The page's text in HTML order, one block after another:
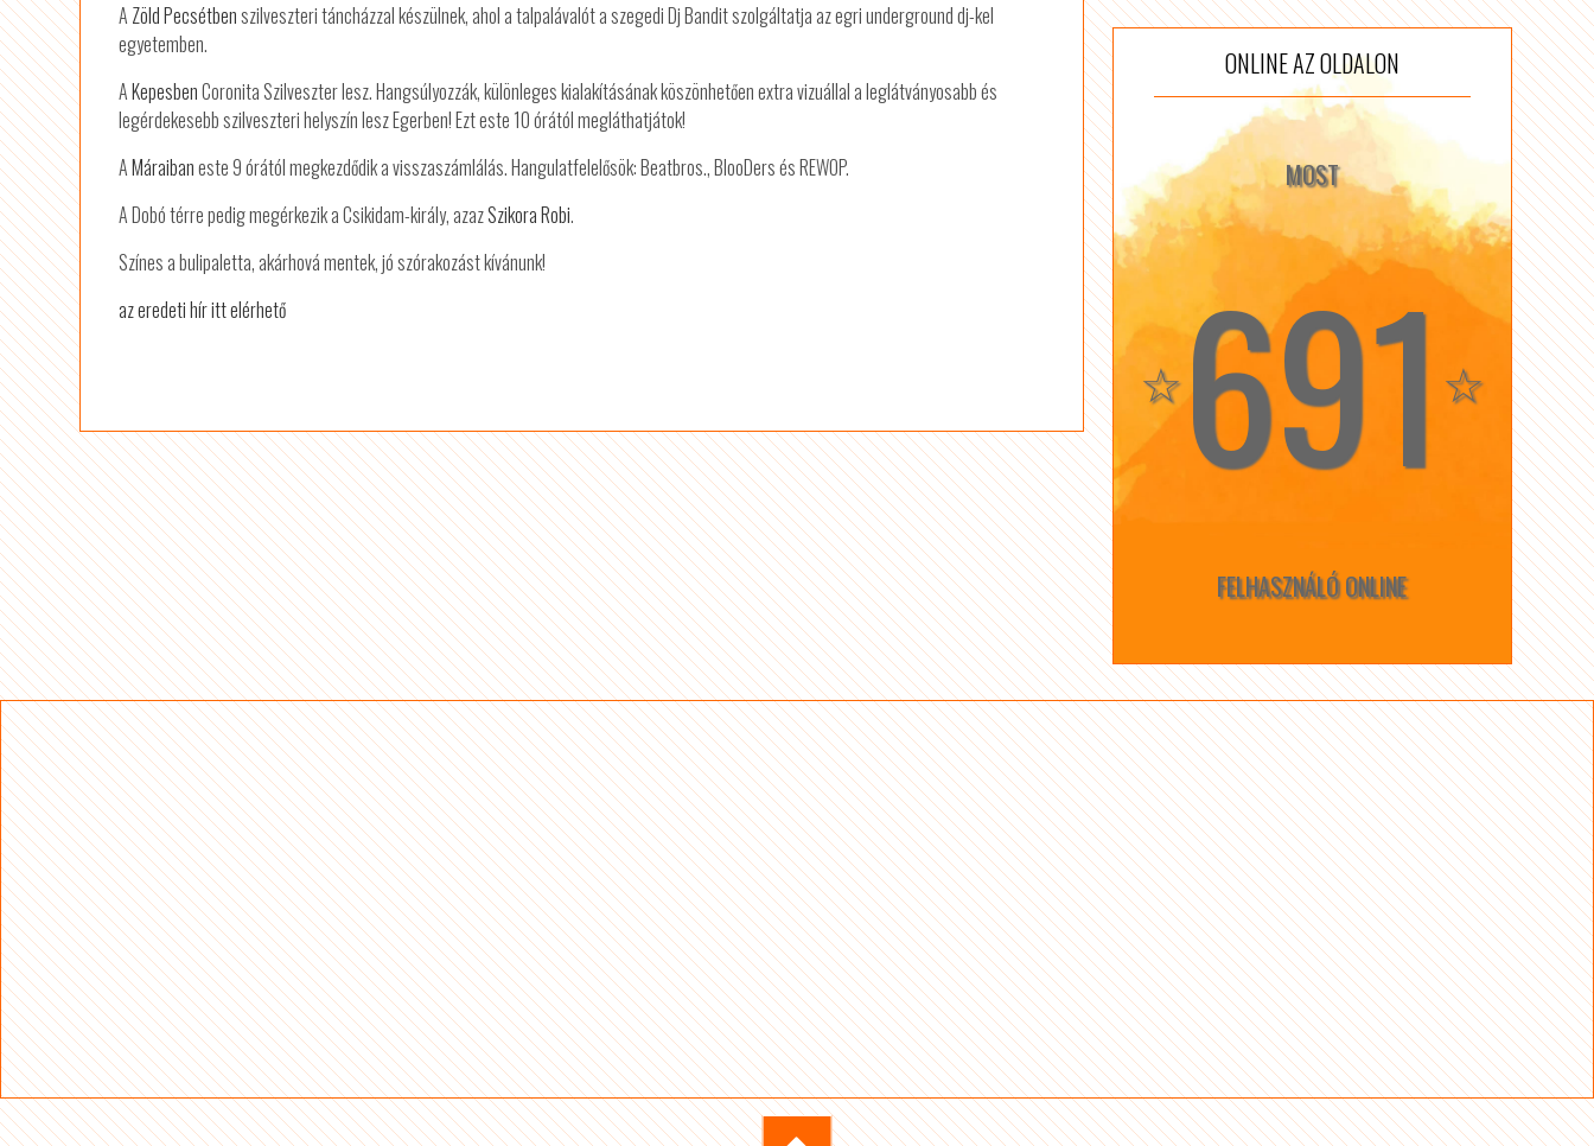
A Zöld Pecsétbenszilveszteri táncházzal készülnek, ahol a talpalávalót a szegedi Dj Bandit szolgáltatja az egri underground dj-kel
egyetemben.
AKepesbenCoronita Szilveszter lesz. Hangsúlyozzák, különleges kialakításának köszönhetően extra vizuállal a leglátványosabb és
legérdekesebb szilveszteri helyszín lesz Egerben! Ezt este 10 órától megláthatjátok!
AMáraibaneste 9 órától megkezdődik a visszaszámlálás. Hangulatfelelősök: Beatbros., BlooDers és REWOP.
A Dobó térre pedig megérkezik a Csikidam-király, azazSzikora Robi.
Színes a bulipaletta, akárhová mentek, jó szórakozást kívánunk!
az eredeti hír itt elérhető
ONLINE AZ OLDALON
MOST
☆691 ☆
FELHASZNÁLÓ ONLINE